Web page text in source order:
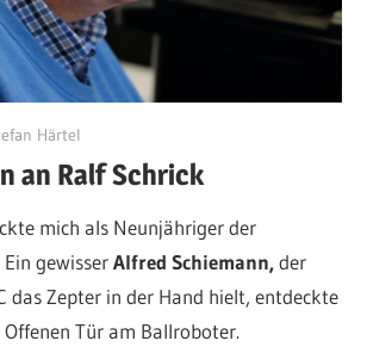
Härtel
an Ralf Schrick
mich als Neunjähriger der
gewisserAlfred Schiemann,der
das Zepter in der Hand hielt, entdeckte
Tür am Ballroboter.